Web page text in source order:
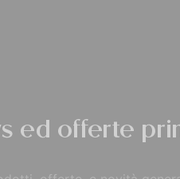
ed offerte